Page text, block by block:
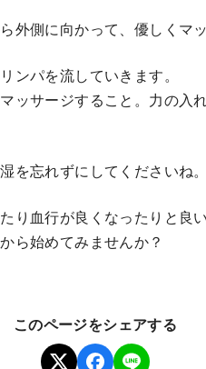
側に向かって、優しくマッ
パを流していきます。
ッサージすること。力の入
を忘れずにしてくださいね。
り血行が良くなったりと良
ら始めてみませんか？
このページをシェアする